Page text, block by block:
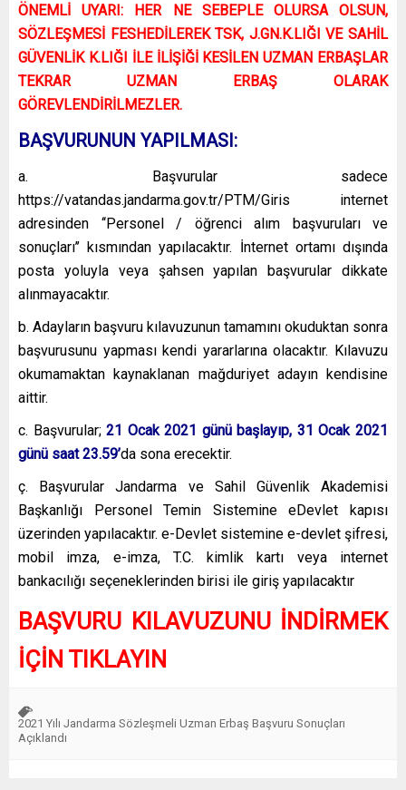
ÖNEMLİ UYARI: HER NE SEBEPLE OLURSA OLSUN,
SÖZLEŞMESİ FESHEDİLEREK TSK, J.GN.K.LIĞI VE SAHİL
GÜVENLİK K.LIĞI İLE İLİŞİĞİ KESİLEN UZMAN ERBAŞLAR
TEKRAR UZMAN ERBAŞ OLARAK
GÖREVLENDİRİLMEZLER.
BAŞVURUNUN YAPILMASI:
a. Başvurular sadece
https://vatandas.jandarma.gov.tr/PTM/Giris internet
adresinden ‘‘Personel / öğrenci alım başvuruları ve
sonuçları’’ kısmından yapılacaktır. İnternet ortamı dışında
posta yoluyla veya şahsen yapılan başvurular dikkate
alınmayacaktır.
b. Adayların başvuru kılavuzunun tamamını okuduktan sonra
başvurusunu yapması kendi yararlarına olacaktır. Kılavuzu
okumamaktan kaynaklanan mağduriyet adayın kendisine
aittir.
c. Başvurular;21 Ocak 2021 günü başlayıp, 31 Ocak 2021
günü saat 23.59’da sona erecektir.
ç. Başvurular Jandarma ve Sahil Güvenlik Akademisi
Başkanlığı Personel Temin Sistemine eDevlet kapısı
üzerinden yapılacaktır. e-Devlet sistemine e-devlet şifresi,
mobil imza, e-imza, T.C. kimlik kartı veya internet
bankacılığı seçeneklerinden birisi ile giriş yapılacaktır
BAŞVURU KILAVUZUNU İNDİRMEK
İÇİN TIKLAYIN
2021 Yılı Jandarma Sözleşmeli Uzman Erbaş Başvuru Sonuçları
Açıklandı